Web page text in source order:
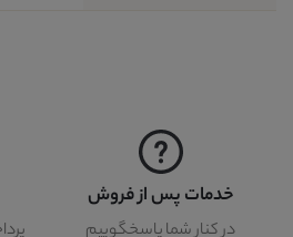
خدمات پس از فروش
در کنار شما پاسخگوییم